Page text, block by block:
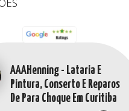
AAAHenning - Lataria E
Pintura, Conserto E Reparos
De Para Choque Em Curitiba